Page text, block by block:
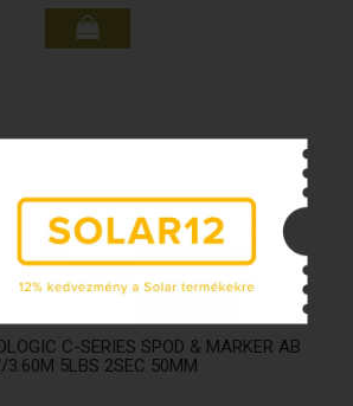
C-SERIES SPOD & MARKER AB
3.60M 5LBS 2SEC 50MM